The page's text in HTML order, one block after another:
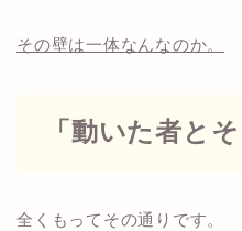
その壁は一体なんなのか。
「動いた者と
全くもってその通りです。